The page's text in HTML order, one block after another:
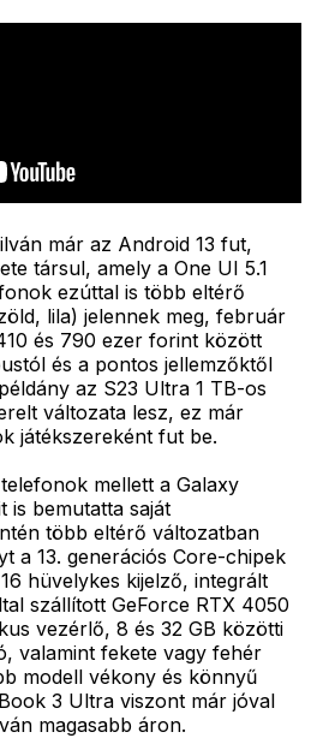
már az Android 13 fut,
társul, amely a One UI 5.1
ezúttal is több eltérő
lila) jelennek meg, február
és 790 ezer forint között
és a pontos jellemzőktől
az S23 Ultra 1 TB-os
változata lesz, ez már
játékszereként fut be.
mellett a Galaxy
is bemutatta saját
több eltérő változatban
a 13. generációs Core-chipek
hüvelykes kijelző, integrált
szállított GeForce RTX 4050
vezérlő, 8 és 32 GB közötti
valamint fekete vagy fehér
modell vékony és könnyű
3 Ultra viszont már jóval
magasabb áron.